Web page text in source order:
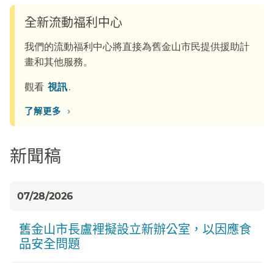
全新流動福利中心​​
我們的流動福利中心將直接為舊金山市民提供援助計
畫和其他服務。​​
觀看​​ 視訊​​.
了解更多​​ ›
新聞稿​​
07/28/2026
舊金山市長盧裡擬設立新辦公室，以因應食
品安全問題​​